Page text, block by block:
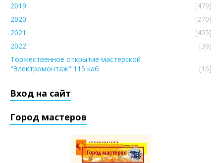
2019
[479]
2020
[270]
2021
[405]
2022
[39]
Торжественное открытие мастерской
"Электромонтаж" 115 каб
[16]
Вход на сайт
Город мастеров